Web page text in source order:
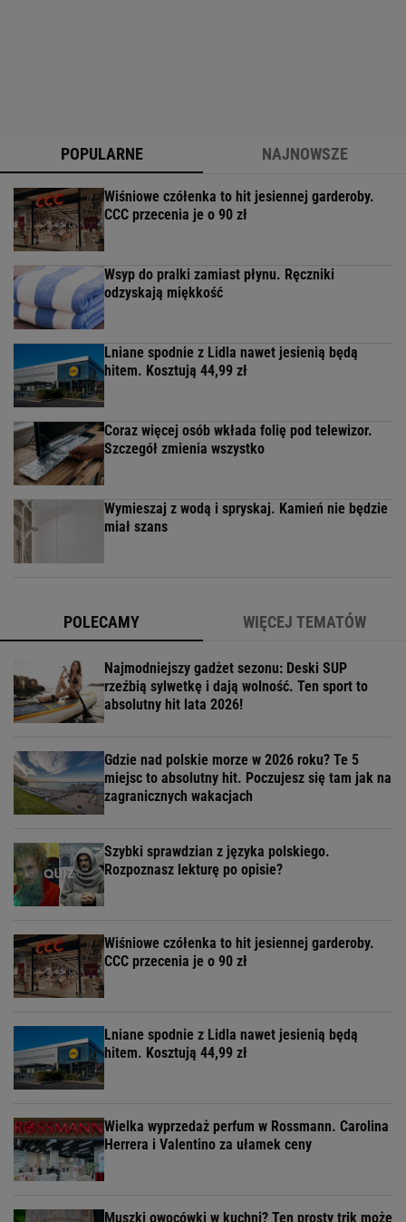
POPULARNE NAJNOWSZE
Wiśniowe czółenka to hit jesiennej garderoby.
CCC przecenia je o 90 zł
Wsyp do pralki zamiast płynu. Ręczniki
odzyskają miękkość
Lniane spodnie z Lidla nawet jesienią będą
hitem. Kosztują 44,99 zł
Coraz więcej osób wkłada folię pod telewizor.
Szczegół zmienia wszystko
Wymieszaj z wodą i spryskaj. Kamień nie będzie
miał szans
POLECAMY WIĘCEJ TEMATÓW
Najmodniejszy gadżet sezonu: Deski SUP
rzeźbią sylwetkę i dają wolność. Ten sport to
absolutny hit lata 2026!
Gdzie nad polskie morze w 2026 roku? Te 5
miejsc to absolutny hit. Poczujesz się tam jak na
zagranicznych wakacjach
Szybki sprawdzian z języka polskiego.
Rozpoznasz lekturę po opisie?
Wiśniowe czółenka to hit jesiennej garderoby.
CCC przecenia je o 90 zł
Lniane spodnie z Lidla nawet jesienią będą
hitem. Kosztują 44,99 zł
Wielka wyprzedaż perfum w Rossmann. Carolina
Herrera i Valentino za ułamek ceny
Muszki owocówki w kuchni? Ten prosty trik może